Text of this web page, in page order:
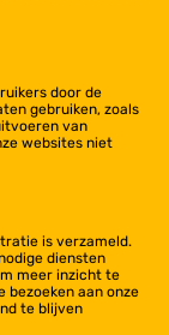
door de
gebruiken, zoals
van
websites niet
is verzameld.
diensten
meer inzicht te
bezoeken aan onze
te blijven